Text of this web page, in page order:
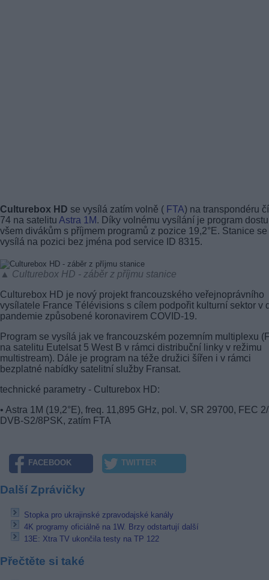
Culturebox HD se vysílá zatím volně ( FTA) na transpondéru
74 na satelitu Astra 1M. Díky volnému vysílání je program
všem divákům s příjmem programů z pozice 19,2°E. Stanice se
vysílá na pozici bez jména pod service ID 8315.
▲ Culturebox HD - záběr z příjmu stanice
Culturebox HD je nový projekt francouzského veřejnoprávního
vysílatele France Télévisions s cílem podpořit kulturní sektor v
pandemie způsobené koronavirem COVID-19.
Program se vysílá jak ve francouzském pozemním multiplexu
na satelitu Eutelsat 5 West B v rámci distribuční linky v režimu
multistream). Dále je program na téže družici šířen i v rámci
bezplatné nabídky satelitní služby Fransat.
technické parametry - Culturebox HD:
• Astra 1M (19,2°E), freq. 11,895 GHz, pol. V, SR 29700, FEC
DVB-S2/8PSK, zatím FTA
FACEBOOK TWITTER
Další Zprávičky
Stopka pro ukrajinské zpravodajské kanály
4K programy oficiálně na 1W. Brzy odstartují další
13E: Xtra TV ukončila testy na TP 122
Přečtěte si také